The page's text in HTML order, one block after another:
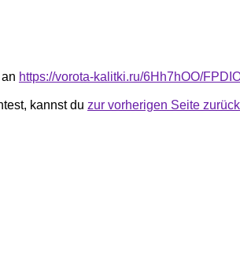
https://vorota-kalitki.ru/6Hh7hOO/
kannst du zur vorherigen Seite